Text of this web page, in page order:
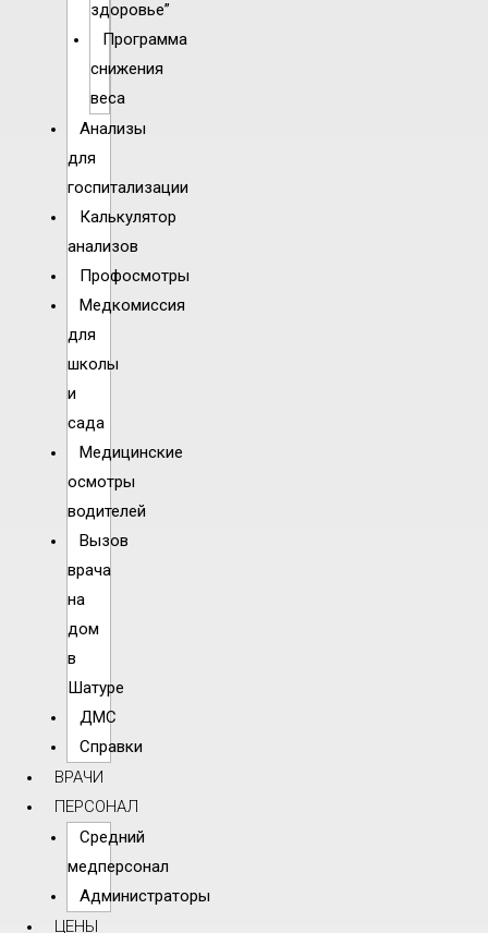
здоровье”
Программа
снижения
веса
Анализы
для
госпитализации
Калькулятор
анализов
Профосмотры
Медкомиссия
для
школы
и
сада
Медицинские
осмотры
водителей
Вызов
врача
на
дом
в
Шатуре
ДМС
Справки
ВРАЧИ
ПЕРСОНАЛ
Средний
медперсонал
Администраторы
ЦЕНЫ